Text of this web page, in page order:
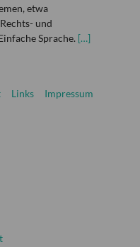
etwa
und
Sprache. […]
Links
Impressum